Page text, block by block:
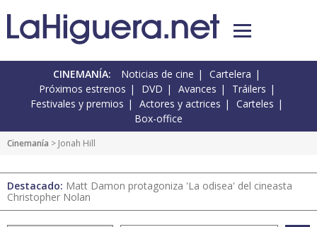
CINEMANÍA: Noticias de cine
Cartelera
Próximos estrenos
DVD Avances
Tráilers
Festivales y premios
Actores y actrices
Carteles
Box-office
Cinemanía > Jonah Hill
Destacado: Matt Damon protagoniza 'La odisea' del cineasta
Christopher Nolan